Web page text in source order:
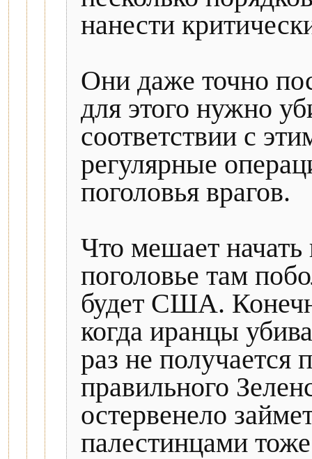
нанести
Они даже точно
для этого нужно
соответствии с
регулярные
поголовья врагов.
Что мешает
поголовье там
будет США.
когда иранцы
раз не получается
правильного
остервенело
палестинцами